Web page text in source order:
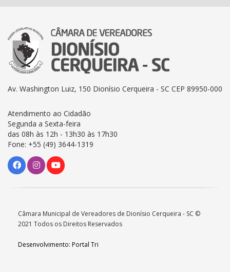
Av. Washington Luiz, 150 Dionísio Cerqueira - SC CEP 89950-000
Atendimento ao Cidadão
Segunda a Sexta-feira
das 08h às 12h - 13h30 às 17h30
Fone: +55 (49) 3644-1319
Câmara Municipal de Vereadores de Dionísio Cerqueira - SC ©
2021 Todos os Direitos Reservados
Desenvolvimento: Portal Tri